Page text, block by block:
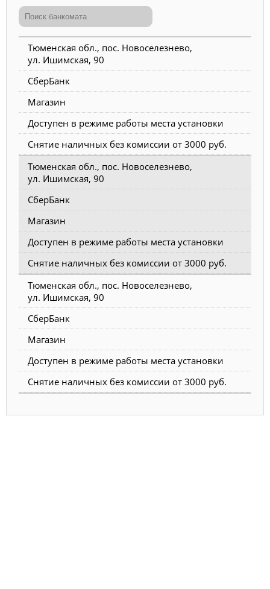
Тюменская обл., пос. Новоселезнево,
ул. Ишимская, 90
СберБанк
Магазин
Доступен в режиме работы места установки
Снятие наличных без комиссии от 3000 руб.
Тюменская обл., пос. Новоселезнево,
ул. Ишимская, 90
СберБанк
Магазин
Доступен в режиме работы места установки
Снятие наличных без комиссии от 3000 руб.
Тюменская обл., пос. Новоселезнево,
ул. Ишимская, 90
СберБанк
Магазин
Доступен в режиме работы места установки
Снятие наличных без комиссии от 3000 руб.